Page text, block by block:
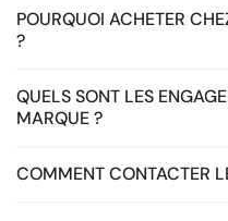
POURQUOI ACHETER
?
QUELS SONT LES
MARQUE ?
COMMENT CONTACTER